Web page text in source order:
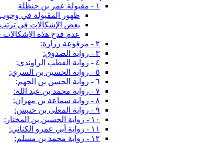
١ - مقبولة عمر بن حنظلة
ظهور المقبولة في
بعض الإشكالات في
عدم قدح هذه
٢ - مرفوعة زرارة:
٣ - رواية الصدوق:
٤ - رواية القطب الراوندي:
٥ - رواية الحسين بن السري:
٦ - رواية الحسن بن الجهم:
٧ - رواية محمد بن عبد الله:
٨ - رواية سماعة بن مهران:
٩ - رواية المعلى بن خنيس:
١٠ - رواية الحسين بن المختار:
١١ - رواية أبي عمرو الكناني:
١٢ - رواية محمد بن مسلم: